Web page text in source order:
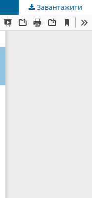
Завантажити